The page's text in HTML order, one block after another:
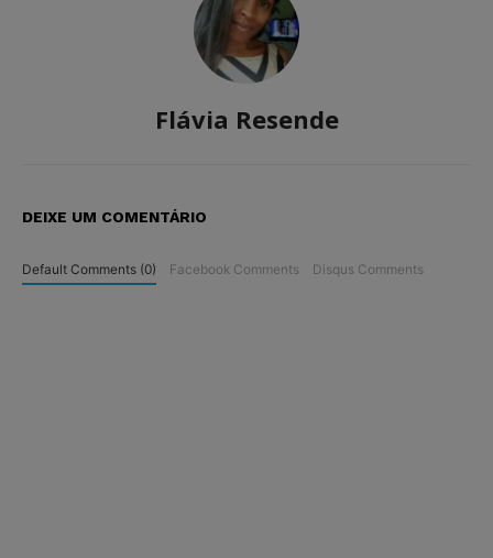
Flávia Resende
DEIXE UM COMENTÁRIO
Default Comments (0) Facebook Comments Disqus Comments